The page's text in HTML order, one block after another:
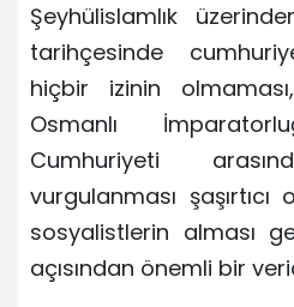
Şeyhülislamlık
tarihçesinde
hiçbir izinin
Osmanlı
Cumhuriyeti
vurgulanması
sosyalistlerin alması
açısından önemli bir